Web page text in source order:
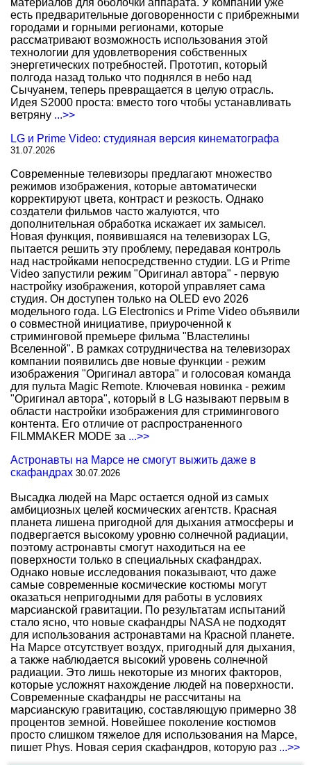
материалов для оболочки аппарата. У компании уже
есть предварительные договоренности с прибрежными
городами и горными регионами, которые
рассматривают возможность использования этой
технологии для удовлетворения собственных
энергетических потребностей. Прототип, который
полгода назад только что поднялся в небо над
Сычуанем, теперь превращается в целую отрасль.
Идея S2000 проста: вместо того чтобы устанавливать
ветряну ...>>
LG и Prime Video: студияная версия кинематографа
31.07.2026
Современные телевизоры предлагают множество
режимов изображения, которые автоматически
корректируют цвета, контраст и резкость. Однако
создатели фильмов часто жалуются, что
дополнительная обработка искажает их замысел.
Новая функция, появившаяся на телевизорах LG,
пытается решить эту проблему, передавая контроль
над настройками непосредственно студии. LG и Prime
Video запустили режим "Оригинал автора" - первую
настройку изображения, которой управляет сама
студия. Он доступен только на OLED evo 2026
модельного года. LG Electronics и Prime Video объявили
о совместной инициативе, приуроченной к
стриминговой премьере фильма "Властелины
Вселенной". В рамках сотрудничества на телевизорах
компании появились две новые функции - режим
изображения "Оригинал автора" и голосовая команда
для пульта Magic Remote. Ключевая новинка - режим
"Оригинал автора", который в LG называют первым в
области настройки изображения для стримингового
контента. Его отличие от распространенного
FILMMAKER MODE за ...>>
Астронавты на Марсе не смогут выжить даже в
скафандрах 30.07.2026
Высадка людей на Марс остается одной из самых
амбициозных целей космических агентств. Красная
планета лишена пригодной для дыхания атмосферы и
подвергается высокому уровню солнечной радиации,
поэтому астронавты смогут находиться на ее
поверхности только в специальных скафандрах.
Однако новые исследования показывают, что даже
самые современные космические костюмы могут
оказаться непригодными для работы в условиях
марсианской гравитации. По результатам испытаний
стало ясно, что новые скафандры NASA не подходят
для использования астронавтами на Красной планете.
На Марсе отсутствует воздух, пригодный для дыхания,
а также наблюдается высокий уровень солнечной
радиации. Это лишь некоторые из многих факторов,
которые усложнят нахождение людей на поверхности.
Современные скафандры не рассчитаны на
марсианскую гравитацию, составляющую примерно 38
процентов земной. Новейшее поколение костюмов
просто слишком тяжелое для использования на Марсе,
пишет Phys. Новая серия скафандров, которую раз ...>>